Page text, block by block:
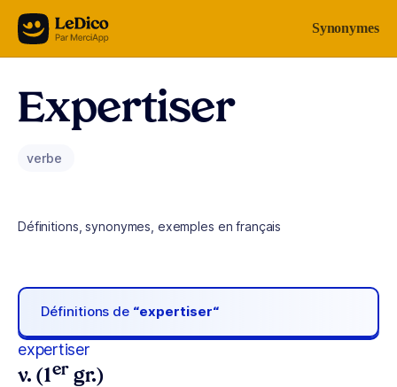
Aller au contenu Synonymes
Expertiser
verbe
Définitions, synonymes, exemples en français
Définitions de “expertiser“
expertiser
v. (1er gr.)